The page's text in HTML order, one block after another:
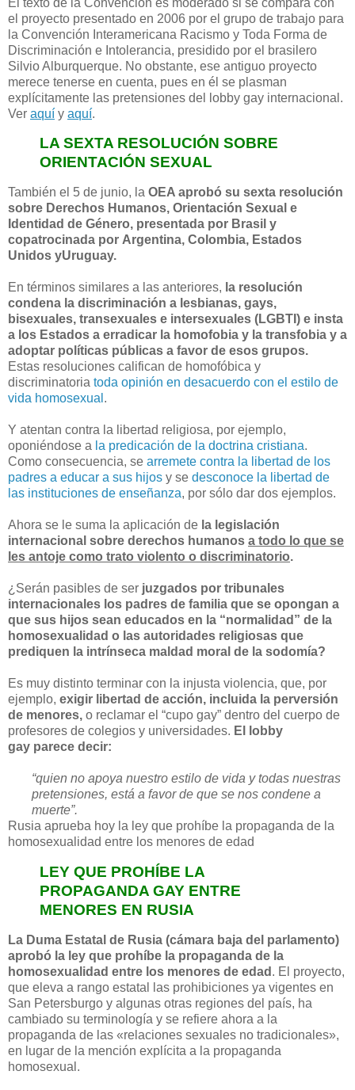
el proyecto presentado en 2006 por el grupo de trabajo para
la Convención Interamericana Racismo y Toda Forma de
Discriminación e Intolerancia, presidido por el brasilero
Silvio Alburquerque. No obstante, ese antiguo proyecto
merece tenerse en cuenta, pues en él se plasman
explícitamente las pretensiones del lobby gay internacional.
Ver aquí y aquí.
LA SEXTA RESOLUCIÓN SOBRE
ORIENTACIÓN SEXUAL
También el 5 de junio, la OEA aprobó su sexta resolución
sobre Derechos Humanos, Orientación Sexual e
Identidad de Género, presentada por Brasil y
copatrocinada por Argentina, Colombia, Estados
Unidos yUruguay.
En términos similares a las anteriores, la resolución
condena la discriminación a lesbianas, gays,
bisexuales, transexuales e intersexuales (LGBTI) e insta
a los Estados a erradicar la homofobia y la transfobia y a
adoptar políticas públicas a favor de esos grupos.
Estas resoluciones califican de homofóbica y
discriminatoria toda opinión en desacuerdo con el estilo de
vida homosexual .
Y atentan contra la libertad religiosa, por ejemplo,
oponiéndose a la predicación de la doctrina cristiana.
Como consecuencia, se arremete contra la libertad de los
padres a educar a sus hijos y se desconoce la libertad de
las instituciones de enseñanza, por sólo dar dos ejemplos.
Ahora se le suma la aplicación de la legislación
internacional sobre derechos humanos a todo lo que se
les antoje como trato violento o discriminatorio.
¿Serán pasibles de ser juzgados por tribunales
internacionales los padres de familia que se opongan a
que sus hijos sean educados en la “normalidad” de la
homosexualidad o las autoridades religiosas que
prediquen la intrínseca maldad moral de la sodomía?
Es muy distinto terminar con la injusta violencia, que, por
ejemplo, exigir libertad de acción, incluida la perversión
de menores, o reclamar el “cupo gay” dentro del cuerpo de
profesores de colegios y universidades. El lobby
gay parece decir:
“quien no apoya nuestro estilo de vida y todas nuestras
pretensiones, está a favor de que se nos condene a
muerte”.
Rusia aprueba hoy la ley que prohíbe la propaganda de la
homosexualidad entre los menores de edad
LEY QUE PROHÍBE LA
PROPAGANDA GAY ENTRE
MENORES EN RUSIA
La Duma Estatal de Rusia (cámara baja del parlamento)
aprobó la ley que prohíbe la propaganda de la
homosexualidad entre los menores de edad . El proyecto,
que eleva a rango estatal las prohibiciones ya vigentes en
San Petersburgo y algunas otras regiones del país, ha
cambiado su terminología y se refiere ahora a la
propaganda de las «relaciones sexuales no tradicionales»,
en lugar de la mención explícita a la propaganda
homosexual.